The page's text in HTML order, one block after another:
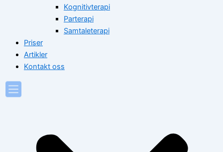
Kognitivterapi
Parterapi
Samtaleterapi
Priser
Artikler
Kontakt oss